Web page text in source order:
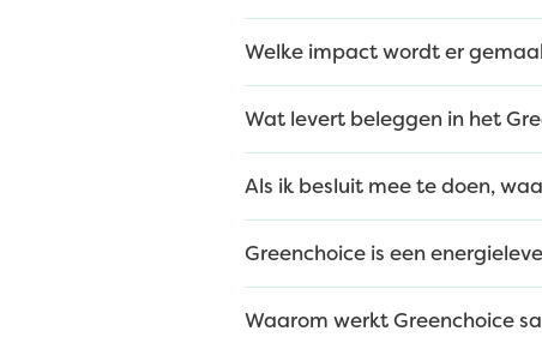
Welke impact wordt er
Wat levert beleggen in het
Als ik besluit mee te doen,
Greenchoice is een
Waarom werkt Greenchoice